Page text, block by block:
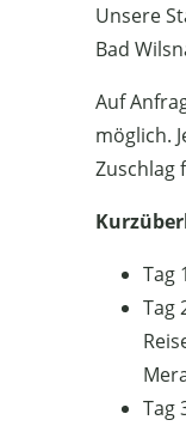
Unsere
Bad
Auf
möglich.
Zuschlag
Tag
Tag
Tag